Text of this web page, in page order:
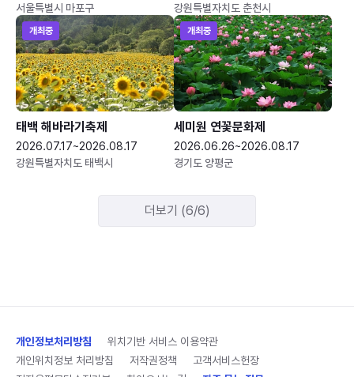
서울특별시 마포구
강원특별자치도 춘천시
개최중
태백 해바라기축제
2026.07.17~2026.08.17
강원특별자치도 태백시
개최중
세미원 연꽃문화제
2026.06.26~2026.08.17
경기도 양평군
더보기 (6/6)
개인정보처리방침
위치기반 서비스 이용약관
개인위치정보 처리방침
저작권정책
고객서비스헌장